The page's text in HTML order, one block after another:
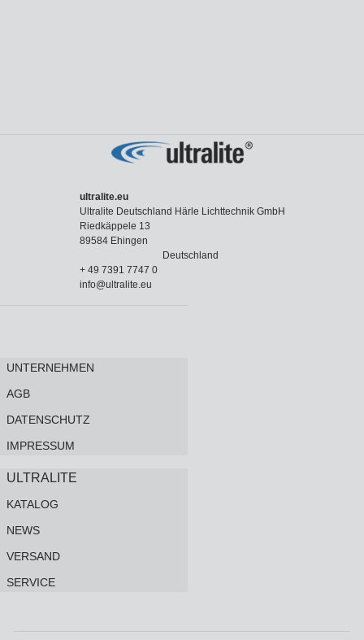
ultralite.eu
Ultralite Deutschland Härle Lichttechnik GmbH
Riedkäppele 13
89584 Ehingen
Deutschland
+ 49 7391 7747 0
info@ultralite.eu
UNTERNEHMEN
AGB
DATENSCHUTZ
IMPRESSUM
ULTRALITE
KATALOG
NEWS
VERSAND
SERVICE